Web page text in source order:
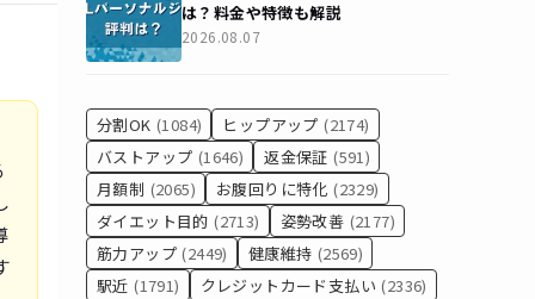
は？料金や特徴も解説
2026.08.07
分割OK (1084) ヒップアップ (2174)
バストアップ (1646) 返金保証 (591)
月額制 (2065) お腹回りに特化 (2329)
ダイエット目的 (2713) 姿勢改善 (2177)
筋力アップ (2449) 健康維持 (2569)
駅近 (1791) クレジットカード支払い (2336)